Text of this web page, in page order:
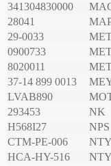
341304830000
28041
29-0033
0900733
8020011
37-14 899 0013
LVAB890
293453
NK
H568I27
NPS
CTM-PE-006
NTY
HCA-HY-516
NTY